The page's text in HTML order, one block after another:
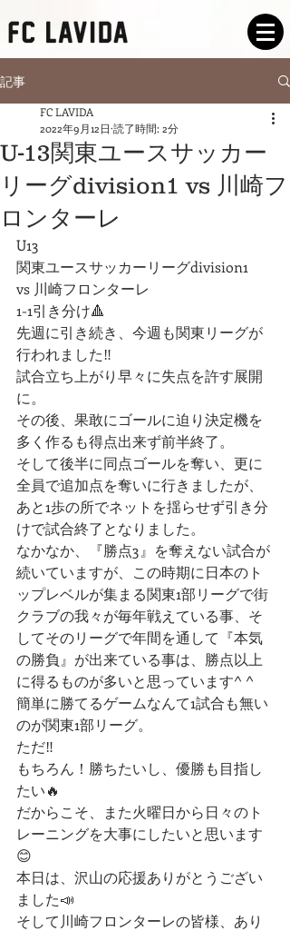
記事
U-13関東ユースサッカー
リーグdivision1 vs 川崎フ
ロンターレ
FC LAVIDA
2022年9月12日 読了時間: 2分
U13
関東ユースサッカーリーグdivision1
vs 川崎フロンターレ
1-1引き分け🔺
先週に引き続き、今週も関東リーグが
行われました‼︎
試合立ち上がり早々に失点を許す展開
に。
その後、果敢にゴールに迫り決定機を
多く作るも得点出来ず前半終了。
そして後半に同点ゴールを奪い、更に
全員で追加点を奪いに行きましたが、
あと1歩の所でネットを揺らせず引き分
けで試合終了となりました。
なかなか、『勝点3』を奪えない試合が
続いていますが、この時期に日本のト
ップレベルが集まる関東1部リーグで街
クラブの我々が毎年戦えている事、そ
してそのリーグで年間を通して『本気
の勝負』が出来ている事は、勝点以上
に得るものが多いと思っています^ ^
簡単に勝てるゲームなんて1試合も無い
のが関東1部リーグ。
ただ‼︎
もちろん！勝ちたいし、優勝も目指し
たい🔥
だからこそ、また火曜日から日々のト
レーニングを大事にしたいと思います
😊
本日は、沢山の応援ありがとうござい
ました📣
そして川崎フロンターレの皆様、あり